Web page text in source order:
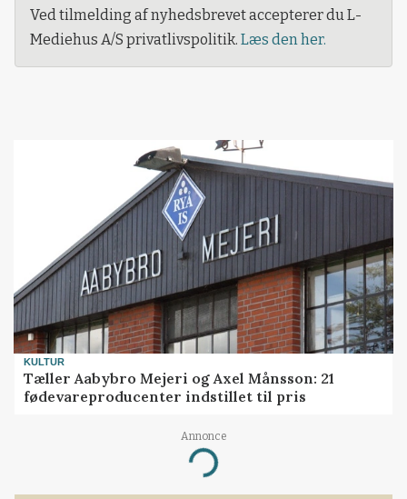
Ved tilmelding af nyhedsbrevet accepterer du L-
Mediehus A/S privatlivspolitik. Læs den her.
KULTUR
Tæller Aabybro Mejeri og Axel Månsson: 21
fødevareproducenter indstillet til pris
Annonce
Loading...